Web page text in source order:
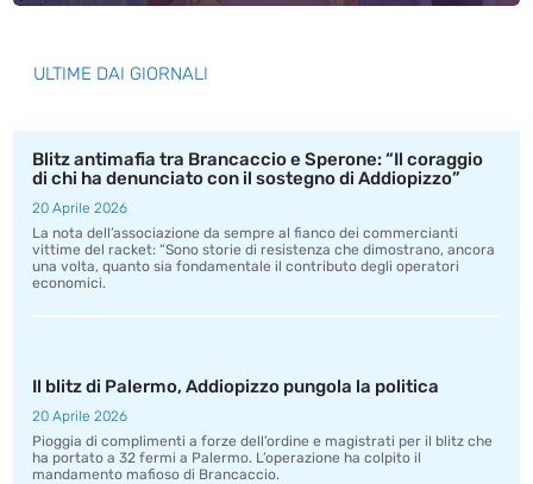
ULTIME DAI GIORNALI
Blitz antimafia tra Brancaccio e Sperone: “Il coraggio
di chi ha denunciato con il sostegno di Addiopizzo”
20 Aprile 2026
La nota dell’associazione da sempre al fianco dei commercianti
vittime del racket: “Sono storie di resistenza che dimostrano, ancora
una volta, quanto sia fondamentale il contributo degli operatori
economici.
Il blitz di Palermo, Addiopizzo pungola la politica
20 Aprile 2026
Pioggia di complimenti a forze dell’ordine e magistrati per il blitz che
ha portato a 32 fermi a Palermo. L’operazione ha colpito il
mandamento mafioso di Brancaccio.